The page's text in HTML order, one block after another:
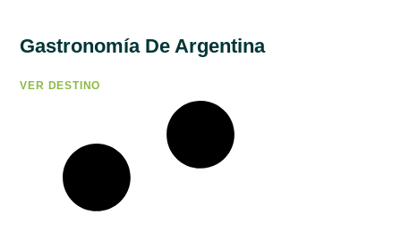
Gastronomía De Argentina
VER DESTINO